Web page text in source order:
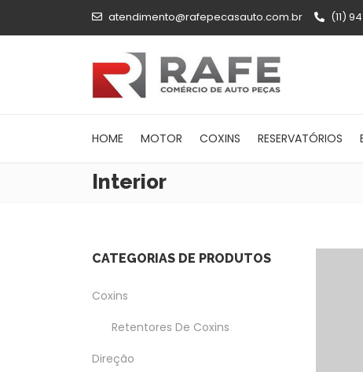
atendimento@rafepecasauto.com.br (11)
HOME MOTOR COXINS RESERVATÓRIOS
Interior
CATEGORIAS DE PRODUTOS
Coxins
Retentores De Coxins
Direção